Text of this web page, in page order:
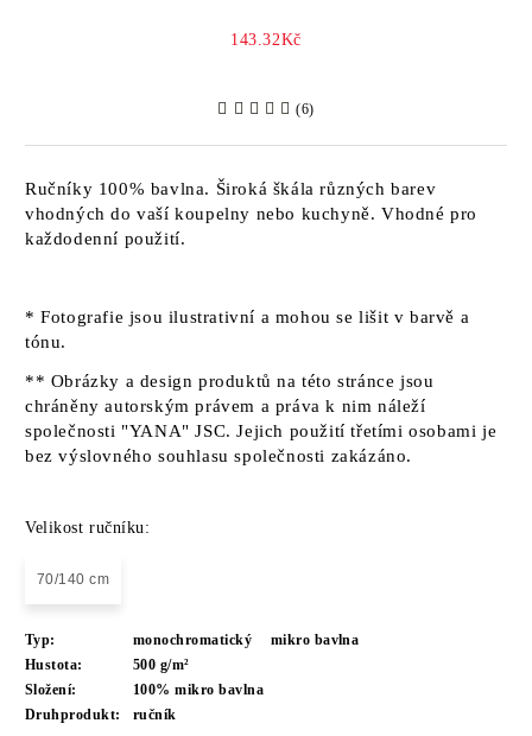
143.32Kč
(6)
Ručníky 100% bavlna. Široká škála různých barev
vhodných do vaší koupelny nebo kuchyně. Vhodné pro
každodenní použití.
* Fotografie jsou ilustrativní a mohou se lišit v barvě a
tónu.
** Obrázky a design produktů na této stránce jsou
chráněny autorským právem a práva k nim náleží
společnosti "YANA" JSC. Jejich použití třetími osobami je
bez výslovného souhlasu společnosti zakázáno.
Velikost ručníku:
70/140 cm
Typ: monochromatický
mikro bavlna
Hustota:
500 g/m²
Složení:
100% mikro bavlna
Druhprodukt:
ručník